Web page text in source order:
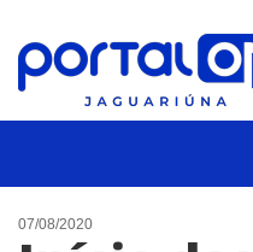
NOTÍCIAS
07/08/2020